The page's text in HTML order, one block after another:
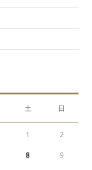
土 日
1 2
8 9